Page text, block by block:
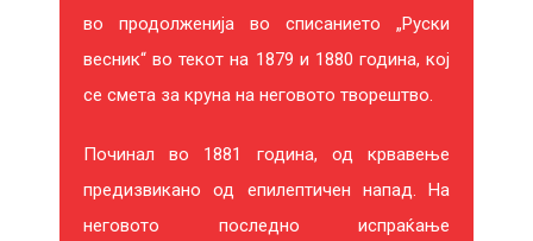
во продолженија во списанието „Руски
весник“ во текот на 1879 и 1880 година, кој
се смета за круна на неговото творештво.
Починал во 1881 година, од крвавење
предизвикано од епилептичен напад. На
неговото последно испраќање